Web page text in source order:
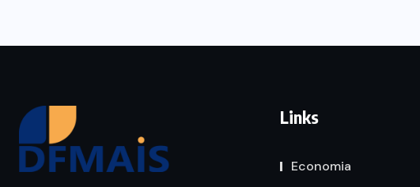
Links
Economia